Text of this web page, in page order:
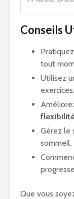
Conseils
tout
Utilisez
exercices.
Gérez le
sommeil.
Que vous